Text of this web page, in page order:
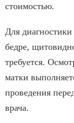
стоимостью.
Для
бедре,
требуется.
матки
проведения
врача.